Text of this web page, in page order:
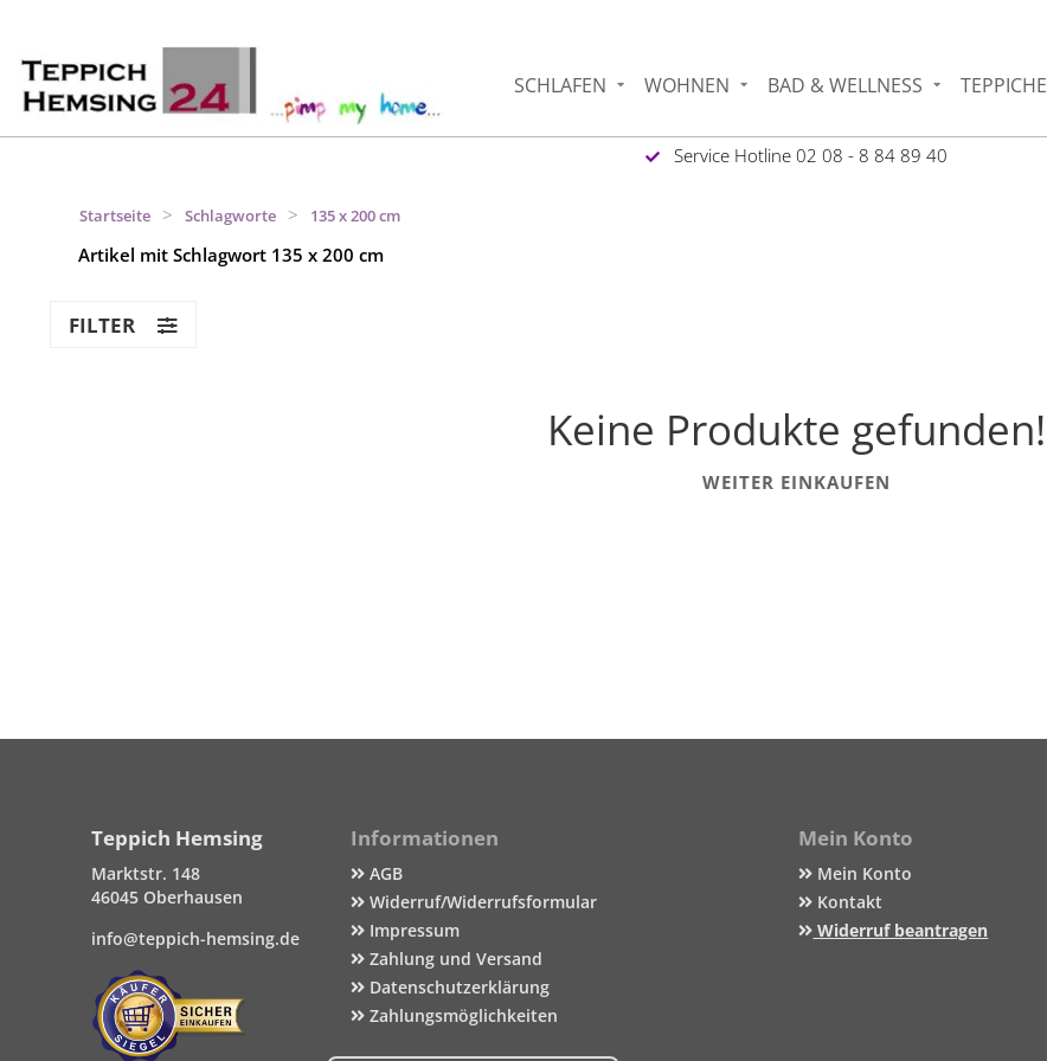
SCHLAFEN WOHNEN BAD & WELLNESS TEPPICHE
Service Hotline 02 08 - 8 84 89 40
Startseite > Schlagworte > 135 x 200 cm
Artikel mit Schlagwort 135 x 200 cm
FILTER
Keine Produkte gefunden!
WEITER EINKAUFEN
Teppich Hemsing
Marktstr. 148
46045 Oberhausen
info@teppich-hemsing.de
Informationen
AGB
Widerruf/Widerrufsformular
Impressum
Zahlung und Versand
Datenschutzerklärung
Zahlungsmöglichkeiten
Mein Konto
Mein Konto
Kontakt
Widerruf beantragen